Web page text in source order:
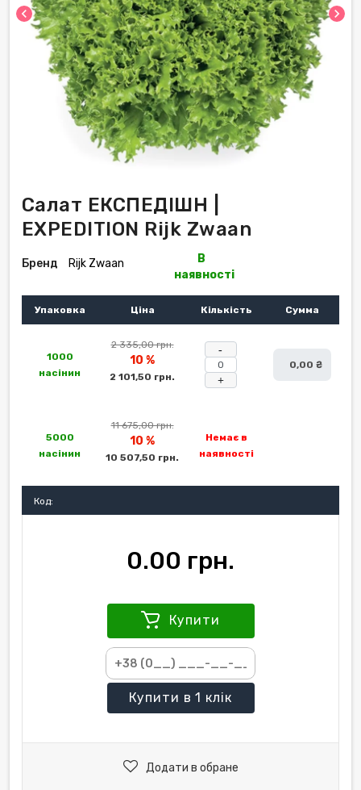
chevron_left chevron_right
Салат ЕКСПЕДІШН |
EXPEDITION Rijk Zwaan
Бренд Rijk Zwaan
В
наявності
Упаковка Ціна Кількість Сумма
1000
насінин
2 335,00 грн.
10 %
2 101,50 грн. +
0,00 ₴
5000
насінин
11 675,00 грн.
10 %
10 507,50 грн.
Немає в
наявності
Код:
0.00 грн.
Купити
Купити в 1 клік
Додати в обране